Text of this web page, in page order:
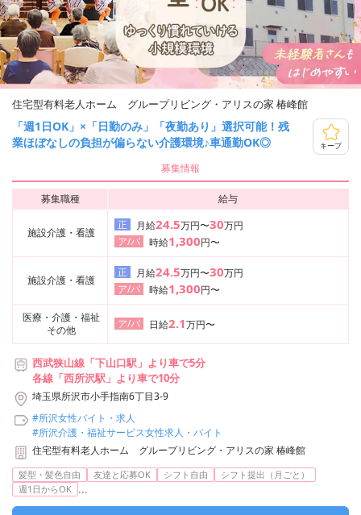
住宅型有料老人ホーム グループリビング・アリスの家 椿峰館
「週1日OK」×「日勤のみ」「夜勤あり」選択可能！残
業ほぼなしの負担が偏らない介護環境♪車通勤OK◎
キープ
募集情報
募集職種 給与
施設介護・看護
正 月給24.5万円〜30万円
ア/パ
時給1,300円〜
施設介護・看護
正 月給24.5万円〜30万円
ア/パ
時給1,300円〜
医療・介護・福祉
その他
ア/パ 日給2.1万円〜
西武狭山線「下山口駅」より車で5分
各線「西所沢駅」より車で10分
埼玉県所沢市小手指南6丁目3-9
#所沢女性バイト・求人
#所沢介護・福祉サービス女性求人・バイト
住宅型有料老人ホーム グループリビング・アリスの家 椿峰館
髪型・髪色自由 友達と応募OK シフト自由
シフト提出（月ごと）
週1日からOK ...